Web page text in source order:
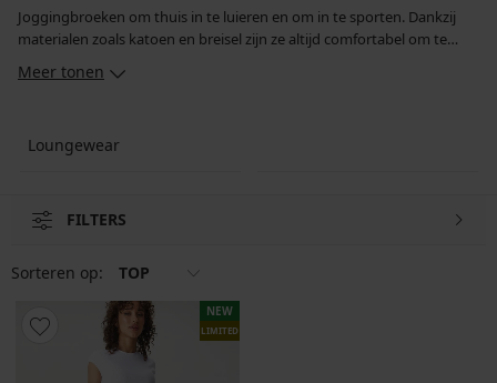
Joggingbroeken om thuis in te luieren en om in te sporten. Dankzij
materialen zoals katoen en breisel zijn ze altijd comfortabel om te
modellen met strakkere pijpen die zijn afgewerkt met een manchet.
blijf je heerlijk warm in een met zachte fleece gevoerde joggingbroek.
Meer tonen
Loungewear
FILTERS
Sorteren op: TOP
NEW
LIMITED